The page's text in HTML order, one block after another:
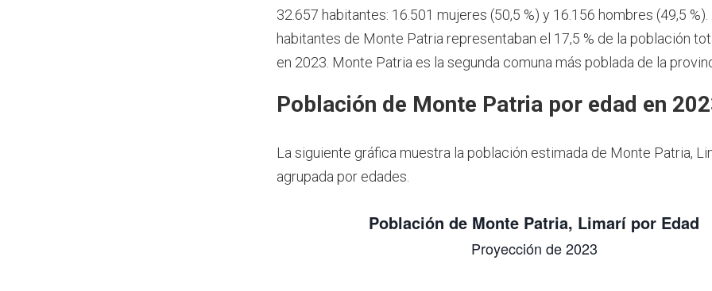
32.657 habitantes: 16.501 mujeres (50,5 %) y 16.156 hombres (49,5 %).
habitantes de Monte Patria representaban el 17,5 % de la población
en 2023. Monte Patria es la segunda comuna más poblada de la
Población de Monte Patria por edad en
La siguiente gráfica muestra la población estimada de Monte Patria,
agrupada por edades.